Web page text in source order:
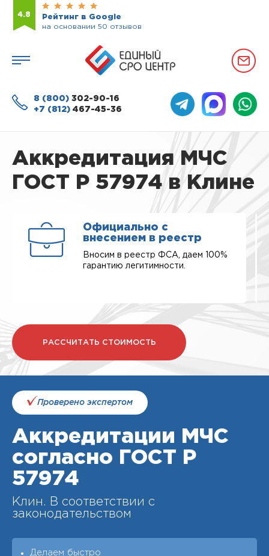
4.8
Рейтинг в Google
на основании 50 отзывов
8 (800) 302-90-16
+7 (812) 467-45-36
Аккредитация МЧС
ГОСТ Р 57974 в Клине
Официально с
внесением в реестр
Вносим в реестр ФСА, даем 100%
гарантию легитимности.
РАССЧИТАТЬ СТОИМОСТЬ
Проверено экспертом
Аккредитации МЧС
согласно ГОСТ Р
57974
Клин. В соответствии с
законодательством
Делаем быстро